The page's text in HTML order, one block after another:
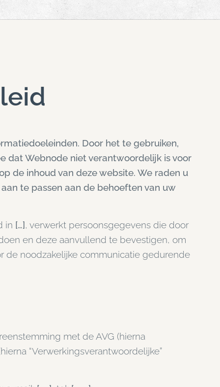
Door het te gebruiken,
dat Webnode niet verantwoordelijk is voor
de inhoud van deze website. We raden u
te passen aan de behoeften van uw
in […], verwerkt persoonsgegevens die door
en deze aanvullend te bevestigen, om
de noodzakelijke communicatie gedurende
met de AVG (hierna
“Verwerkingsverantwoordelijke”